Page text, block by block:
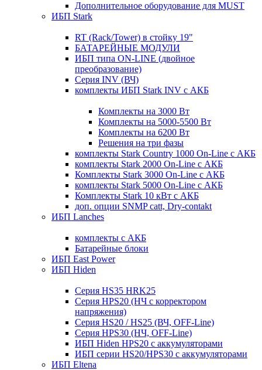
Дополнительное оборудование для MUST
ИБП Stark
RT (Rack/Tower) в стойку 19"
БАТАРЕЙНЫЕ МОДУЛИ
ИБП типа ON-LINE (двойное
преобразование)
Серия INV (ВЧ)
комплекты ИБП Stark INV с АКБ
Комплекты на 3000 Вт
Комплекты на 5000-5500 Вт
Комплекты на 6200 Вт
Решения на три фазы
комплекты Stark Country 1000 On-Line с АКБ
комплекты Stark 2000 On-Line с АКБ
Комплекты Stark 3000 On-Line с АКБ
комплекты Stark 5000 On-Line с АКБ
Комплекты Stark 10 кВт с АКБ
доп. опции SNMP catt, Dry-contakt
ИБП Lanches
комплекты с АКБ
Батарейные блоки
ИБП East Power
ИБП Hiden
Серия HS35 HRK25
Серия HPS20 (НЧ с корректором
напряжения)
Серия HS20 / HS25 (ВЧ, OFF-Line)
Серия HPS30 (НЧ, OFF-Line)
ИБП Hiden HPS20 с аккумуляторами
ИБП серии HS20/HPS30 с аккумуляторами
ИБП Eltena